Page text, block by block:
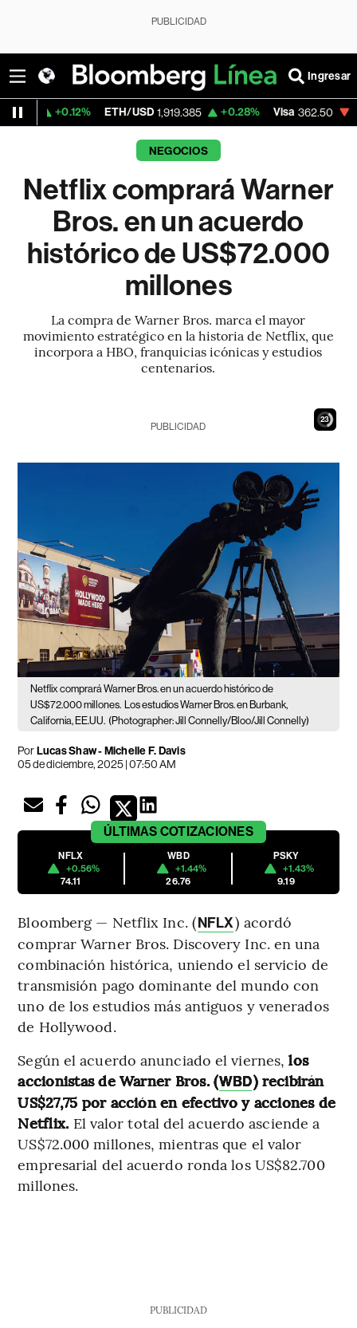
PUBLICIDAD
Ingresar
ETH/USD 1,919.385 +0.28% Visa 362.50 -2.15%
NEGOCIOS
Netflix comprará Warner
Bros. en un acuerdo
histórico de US$72.000
millones
La compra de Warner Bros. marca el mayor
movimiento estratégico en la historia de Netflix, que
incorpora a HBO, franquicias icónicas y estudios
centenarios.
21
PUBLICIDAD
Netflix comprará Warner Bros. en un acuerdo histórico de
US$72.000 millones.
Los estudios Warner Bros. en Burbank,
California, EE.UU. (Photographer: Jill Connelly/Bloo/Jill Connelly)
PorLucas Shaw - Michelle F. Davis
05 de diciembre, 2025 | 07:50 AM
ÚLTIMAS COTIZACIONES
NFLX
+0.56%
74.11
WBD
+1.44%
26.76
PSKY
+1.43%
9.19
Bloomberg — Netflix Inc. (NFLX) acordó
comprar Warner Bros. Discovery Inc. en una
combinación histórica, uniendo el servicio de
transmisión pago dominante del mundo con
uno de los estudios más antiguos y venerados
de Hollywood.
Según el acuerdo anunciado el viernes,los
accionistas de Warner Bros. (WBD) recibirán
US$27,75 por acción en efectivo y acciones de
Netflix. El valor total del acuerdo asciende a
US$72.000 millones, mientras que el valor
empresarial del acuerdo ronda los US$82.700
millones.
PUBLICIDAD